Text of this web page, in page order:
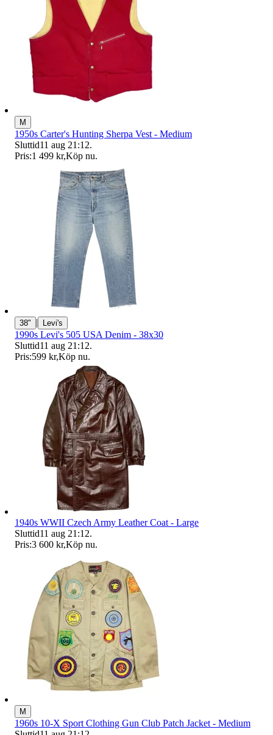
M
1950s Carter's Hunting Sherpa Vest - Medium
Sluttid11 aug 21:12.
Pris:1 499 kr,Köp nu.
38" | Levi's
1990s Levi's 505 USA Denim - 38x30
Sluttid11 aug 21:12.
Pris:599 kr,Köp nu.
1940s WWII Czech Army Leather Coat - Large
Sluttid11 aug 21:12.
Pris:3 600 kr,Köp nu.
M
1960s 10-X Sport Clothing Gun Club Patch Jacket - Medium